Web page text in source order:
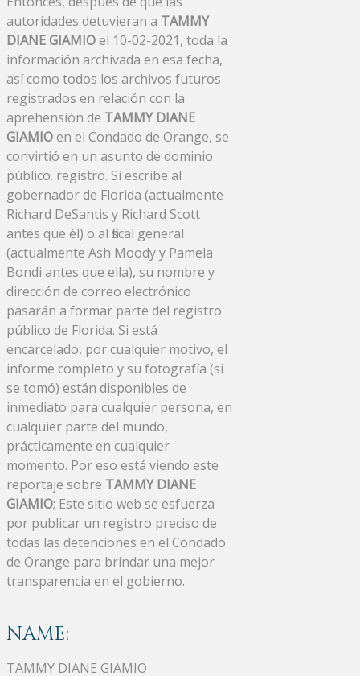
autoridades detuvieran a TAMMY
DIANE GIAMIOel 10-02-2021, toda la
información archivada en esa fecha,
así como todos los archivos futuros
registrados en relación con la
aprehensión de TAMMY DIANE
GIAMIOen el Condado de Orange, se
convirtió en un asunto de dominio
público. registro. Si escribe al
gobernador de Florida (actualmente
Richard DeSantis y Richard Scott
antes que él) o al fiscal general
(actualmente Ash Moody y Pamela
Bondi antes que ella), su nombre y
dirección de correo electrónico
pasarán a formar parte del registro
público de Florida. Si está
encarcelado, por cualquier motivo, el
informe completo y su fotografía (si
se tomó) están disponibles de
inmediato para cualquier persona, en
cualquier parte del mundo,
prácticamente en cualquier
momento. Por eso está viendo este
reportaje sobre TAMMY DIANE
GIAMIO; Este sitio web se esfuerza
por publicar un registro preciso de
todas las detenciones en el Condado
de Orange para brindar una mejor
transparencia en el gobierno.
NAME:
TAMMY DIANE GIAMIO